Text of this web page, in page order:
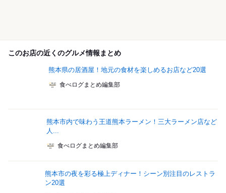
このお店の近くのグルメ情報まとめ
熊本県の居酒屋！地元の食材を楽しめるお店など20選
食べログまとめ編集部
熊本市内で味わう王道熊本ラーメン！三大ラーメン店など
人...
食べログまとめ編集部
熊本市の夜を彩る極上ディナー！シーン別注目のレストラ
ン20選